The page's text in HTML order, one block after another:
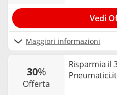
Maggiori informazioni
Vedi
30%
offerta
Risparmia il
Pneumatici.it